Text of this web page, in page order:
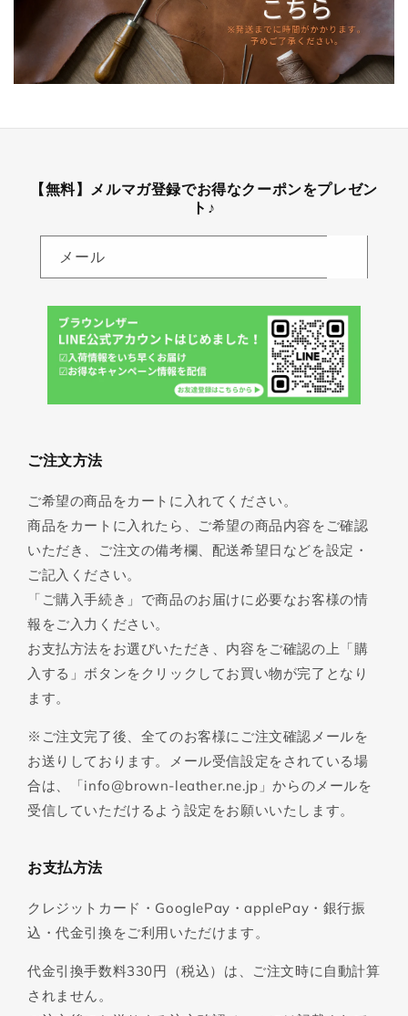
【無料】メルマガ登録でお得なクーポンをプレゼン
ト♪
メール
ご注文方法
ご希望の商品をカートに入れてください。
商品をカートに入れたら、ご希望の商品内容をご確認
いただき、ご注文の備考欄、配送希望日などを設定・
ご記入ください。
「ご購入手続き」で商品のお届けに必要なお客様の情
報をご入力ください。
お支払方法をお選びいただき、内容をご確認の上「購
入する」ボタンをクリックしてお買い物が完了となり
ます。
※ご注文完了後、全てのお客様にご注文確認メールを
お送りしております。メール受信設定をされている場
合は、「info@brown-leather.ne.jp」からのメールを
受信していただけるよう設定をお願いいたします。
お支払方法
クレジットカード・GooglePay・applePay・銀行振
込・代金引換をご利用いただけます。
代金引換手数料330円（税込）は、ご注文時に自動計算
されません。